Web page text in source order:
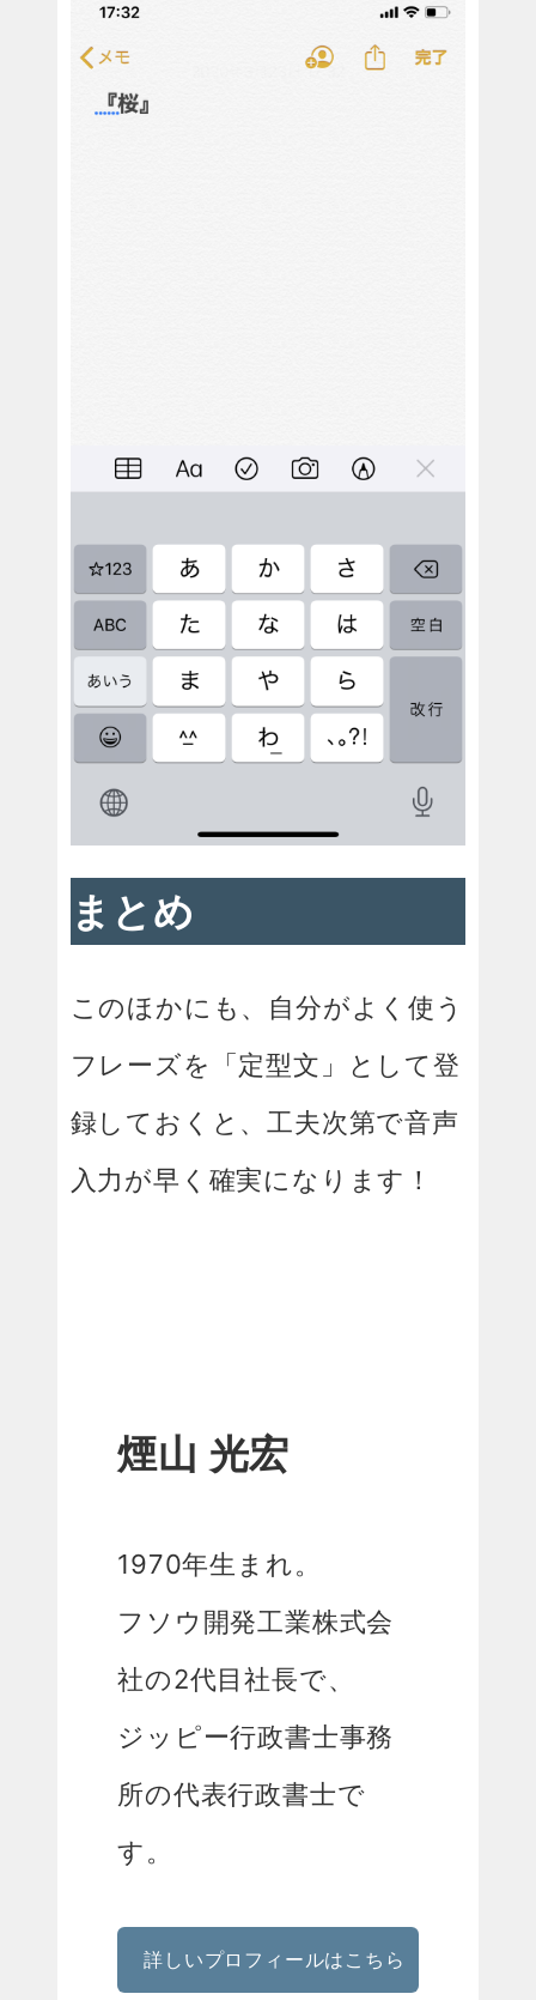
まとめ
このほかにも、自分がよく使う
フレーズを「定型文」として登
録しておくと、工夫次第で音声
入力が早く確実になります！
煙山 光宏
1970年生まれ。
フソウ開発工業株式会
社の2代目社長で、
ジッピー行政書士事務
所の代表行政書士で
す。
詳しいプロフィールはこちら